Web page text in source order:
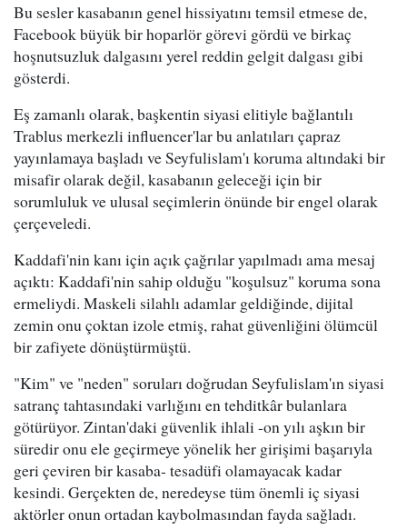
Bu sesler kasabanın genel hissiyatını temsil etmese de,
Facebook büyük bir hoparlör görevi gördü ve birkaç
hoşnutsuzluk dalgasını yerel reddin gelgit dalgası gibi
gösterdi.
Eş zamanlı olarak, başkentin siyasi elitiyle bağlantılı
Trablus merkezli influencer'lar bu anlatıları çapraz
yayınlamaya başladı ve Seyfulislam'ı koruma altındaki bir
misafir olarak değil, kasabanın geleceği için bir
sorumluluk ve ulusal seçimlerin önünde bir engel olarak
çerçeveledi.
Kaddafi'nin kanı için açık çağrılar yapılmadı ama mesaj
açıktı: Kaddafi'nin sahip olduğu "koşulsuz" koruma sona
ermeliydi. Maskeli silahlı adamlar geldiğinde, dijital
zemin onu çoktan izole etmiş, rahat güvenliğini ölümcül
bir zafiyete dönüştürmüştü.
"Kim" ve "neden" soruları doğrudan Seyfulislam'ın siyasi
satranç tahtasındaki varlığını en tehditkâr bulanlara
götürüyor. Zintan'daki güvenlik ihlali -on yılı aşkın bir
süredir onu ele geçirmeye yönelik her girişimi başarıyla
geri çeviren bir kasaba- tesadüfi olamayacak kadar
kesindi. Gerçekten de, neredeyse tüm önemli iç siyasi
aktörler onun ortadan kaybolmasından fayda sağladı.